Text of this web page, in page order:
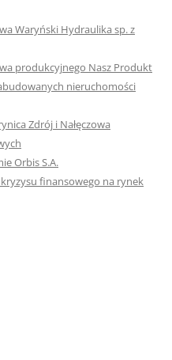
Waryński Hydraulika sp. z
produkcyjnego Nasz Produkt
nieruchomości
Zdrój i Nałęczowa
Orbis S.A.
finansowego na rynek